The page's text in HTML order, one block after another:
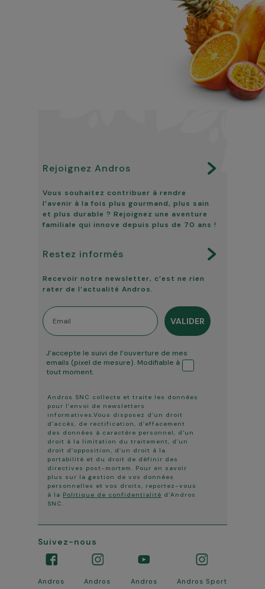
Rejoignez Andros
Vous souhaitez contribuer à rendre
l’avenir à la fois plus gourmand, plus sain
et plus durable ? Rejoignez une aventure
familiale qui innove depuis plus de 70 ans !
Restez informés
Recevoir notre newsletter, c’est ne rien
rater de l’actualité Andros.
Email
VALIDER
Tracking ouverture
J’accepte le suivi de l’ouverture de mes
emails (pixel de mesure). Modifiable à
tout moment.
Andros SNC collecte et traite les données
pour l’envoi de newsletters
informatives.Vous disposez d’un droit
d’accès, de rectification, d’effacement
des données à caractère personnel, d’un
droit à la limitation du traitement, d’un
droit d’opposition, d’un droit à la
portabilité et du droit de définir des
directives post-mortem. Pour en savoir
plus sur la gestion de vos données
personnelles et vos droits, reportez-vous
à la Politique de confidentialité d’Andros
SNC.
Suivez-nous
Andros Andros Andros Andros Sport